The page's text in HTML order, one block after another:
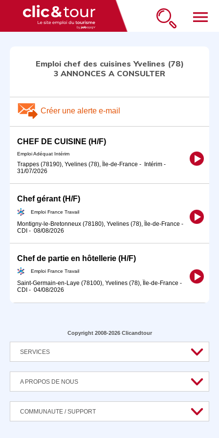
menu
Emploi chef des cuisines Yvelines (78)
3 ANNONCES A CONSULTER
Créer une alerte e-mail
CHEF DE CUISINE (H/F)
Emploi Adéquat Intérim
Trappes (78190), Yvelines (78), Île-de-France - Intérim -
31/07/2026
Chef gérant (H/F)
Emploi France Travail
Montigny-le-Bretonneux (78180), Yvelines (78), Île-de-France -
CDI - 08/08/2026
Chef de partie en hôtellerie (H/F)
Emploi France Travail
Saint-Germain-en-Laye (78100), Yvelines (78), Île-de-France -
CDI - 04/08/2026
Copyright 2008-2026 Clicandtour
SERVICES
A PROPOS DE NOUS
COMMUNAUTE / SUPPORT